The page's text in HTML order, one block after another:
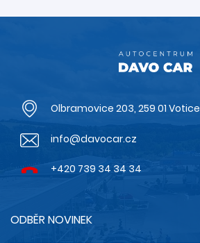
Olbramovice 203, 259 01 Votice
info@davocar.cz
+420 739 34 34 34
ODBĚR NOVINEK